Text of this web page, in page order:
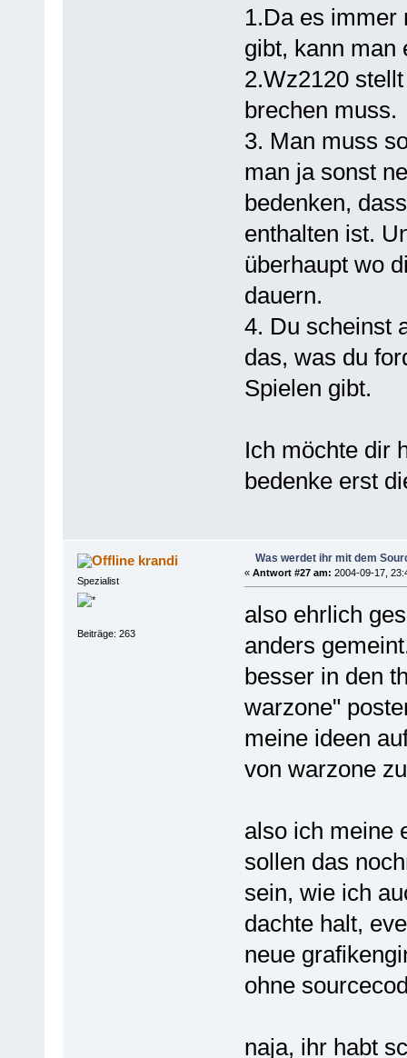
1.Da es immer
gibt, kann man
2.Wz2120
brechen muss.
3. Man muss
man ja sonst
bedenken,
enthalten ist.
überhaupt wo
dauern.
4. Du scheinst
das, was du
Spielen gibt.
Ich möchte dir
bedenke erst
krandi
Spezialist
Beiträge: 263
Was werdet ihr mit dem
« Antwort #27 am: 2004-09-17,
also ehrlich
anders
besser in den
warzone"
meine ideen
von warzone
also ich meine
sollen das
sein, wie ich
dachte halt,
neue
ohne
naja, ihr habt